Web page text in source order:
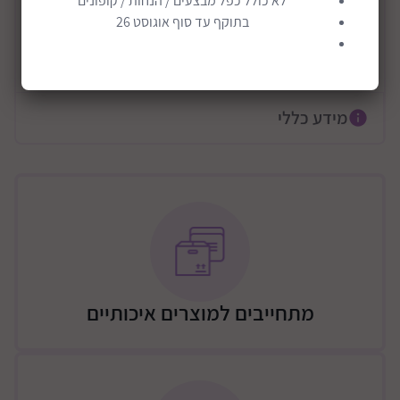
השידה מאובזרת ב3 סלסלאות ו3 מגירות
החלקים הפנימיים של השידה בגימור טבעי הידוע בשמירה
לצור עמנו קשר בטלפון 09-8347524 לעדכון הבחירה
מידע כללי
מתחייבים למוצרים איכותיים
בתוקף עד סוף אוגוסט 26